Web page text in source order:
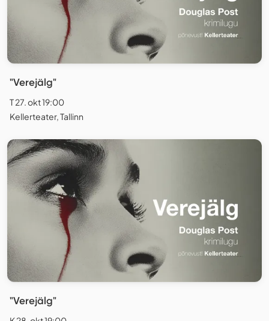
"Verejälg"
T 27. okt 19:00
Kellerteater, Tallinn
"Verejälg"